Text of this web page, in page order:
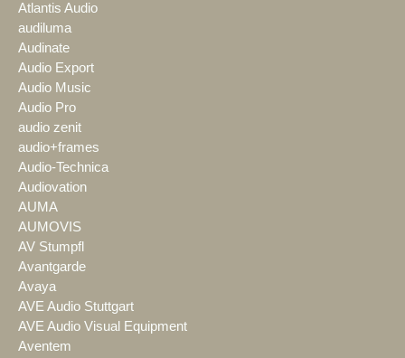
Atlantis Audio
audiluma
Audinate
Audio Export
Audio Music
Audio Pro
audio zenit
audio+frames
Audio-Technica
Audiovation
AUMA
AUMOVIS
AV Stumpfl
Avantgarde
Avaya
AVE Audio Stuttgart
AVE Audio Visual Equipment
Aventem